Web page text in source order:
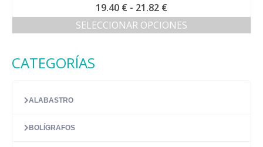
19.40 € - 21.82 €Rango
de
precios:
SELECCIONAR OPCIONES
CATEGORÍAS
ALABASTRO
BOLÍGRAFOS